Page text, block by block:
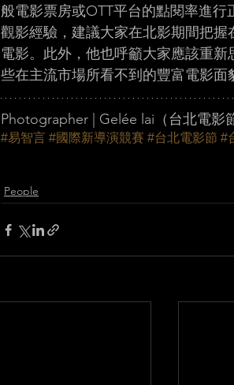
般電影票房或OTT平台的點閱率進
觀影經驗，建議大家在北影期間把
電影。此外，他也呼籲大家應該重
些在主流市場所看不到的豐富電影面
Photographer | Gelée lai（台北電影
#易智言 #國際新導演競賽 #台北電影節 #
People